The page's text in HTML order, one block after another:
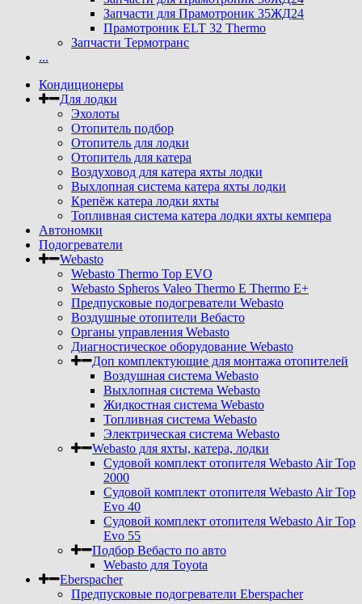
Запчасти для Прамотроник 35ЖД24
Прамотроник ELT 32 Thermo
Запчасти Термотранс
...
Кондиционеры
Для лодки
Эхолоты
Отопитель подбор
Отопитель для лодки
Отопитель для катера
Воздуховод для катера яхты лодки
Выхлопная система катера яхты лодки
Крепёж катера лодки яхты
Топливная система катера лодки яхты кемпера
Автономки
Подогреватели
Webasto
Webasto Thermo Top EVO
Webasto Spheros Valeo Thermo E Thermo E+
Предпусковые подогреватели Webasto
Воздушные отопители Вебасто
Органы управления Webasto
Диагностическое оборудование Webasto
Доп комплектующие для монтажа отопителей
Воздушная система Webasto
Выхлопная система Webasto
Жидкостная система Webasto
Топливная система Webasto
Электрическая система Webasto
Webasto для яхты, катера, лодки
Судовой комплект отопителя Webasto Air Top
2000
Судовой комплект отопителя Webasto Air Top
Evo 40
Судовой комплект отопителя Webasto Air Top
Evo 55
Подбор Вебасто по авто
Webasto для Toyota
Eberspacher
Предпусковые подогреватели Eberspacher